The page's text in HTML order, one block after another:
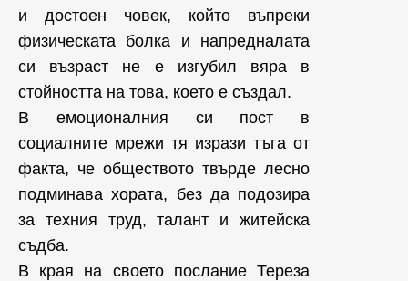
и достоен човек, който въпреки
физическата болка и напредналата
си възраст не е изгубил вяра в
стойността на това, което е създал.
В емоционалния си пост в
социалните мрежи тя изрази тъга от
факта, че обществото твърде лесно
подминава хората, без да подозира
за техния труд, талант и житейска
съдба.
В края на своето послание Тереза